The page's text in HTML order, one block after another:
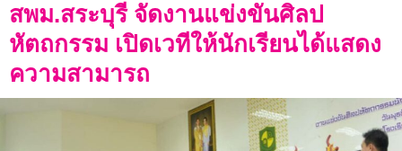
สพม.สระบุรี จัดงานแข่งขันศิลป
หัตถกรรม เปิดเวทีให้นักเรียนได้แสดง
ความสามารถ